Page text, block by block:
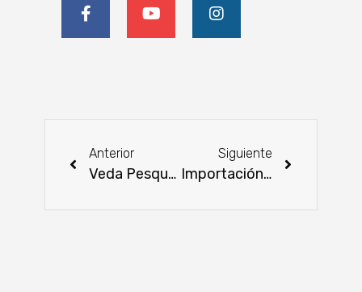
Anterior
Veda Pesquera: Siguen los controles en puntos estratégicos
Siguiente
Importación de maquinarias agrícolas sigue en aumento, según Cadam